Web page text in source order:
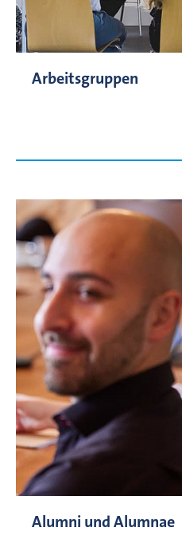
Arbeitsgruppen
Alumni und Alumnae